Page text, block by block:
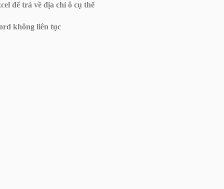
để trả về địa chỉ ô cụ thể
không liên tục